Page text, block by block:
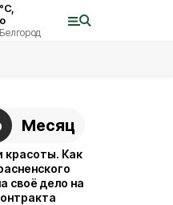
Белгород
Месяц
красоты. Как
своё дело на